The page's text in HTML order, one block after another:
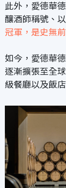
此外，愛德華
釀酒師稱號、
冠軍，是史無
如今，愛德華
逐漸擴張至全
級餐廳以及飯